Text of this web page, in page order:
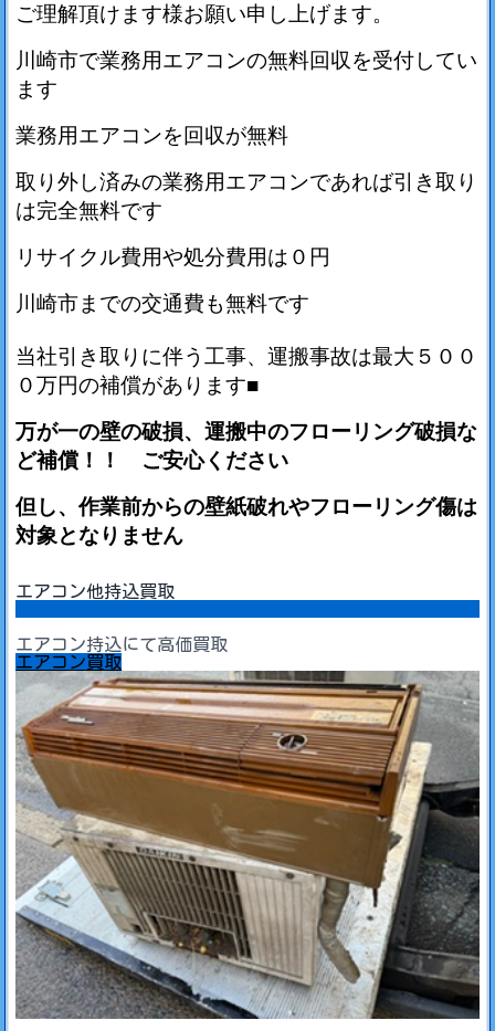
ご理解頂けます様お願い申し上げます。
川崎市で業務用エアコンの無料回収を受付してい
ます
業務用エアコンを回収が無料
取り外し済みの業務用エアコンであれば引き取り
は完全無料です
リサイクル費用や処分費用は０円
川崎市までの交通費も無料です
当社引き取りに伴う工事、運搬事故は最大５００
０万円の補償があります■
万が一の壁の破損、運搬中のフローリング破損な
ど補償！！ ご安心ください
但し、作業前からの壁紙破れやフローリング傷は
対象となりません
エアコン他持込買取
エアコン持込にて高価買取
エアコン買取